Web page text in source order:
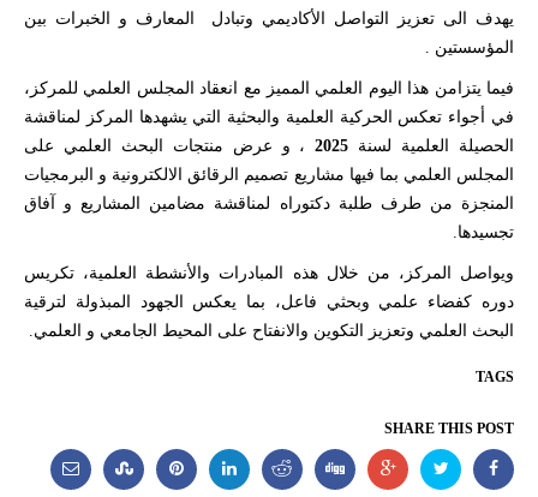
يهدف الى تعزيز التواصل الأكاديمي وتبادل المعارف و الخبرات بين
المؤسستين .
فيما يتزامن هذا اليوم العلمي المميز مع انعقاد المجلس العلمي للمركز،
في أجواء تعكس الحركية العلمية والبحثية التي يشهدها المركز لمناقشة
الحصيلة العلمية لسنة 2025
، و عرض منتجات البحث العلمي على
المجلس العلمي بما فيها مشاريع تصميم الرقائق الالكترونية و البرمجيات
المنجزة من طرف طلبة دكتوراه لمناقشة مضامين المشاريع و آفاق
تجسيدها.
ويواصل المركز، من خلال هذه المبادرات والأنشطة العلمية، تكريس
دوره كفضاء علمي وبحثي فاعل، بما يعكس الجهود المبذولة لترقية
البحث العلمي وتعزيز التكوين والانفتاح على المحيط الجامعي و العلمي.
TAGS
SHARE THIS POST